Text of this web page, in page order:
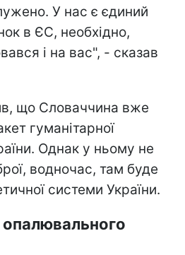
У нас є єдиний
в ЄС, необхідно,
і на вас", - сказав
що Словаччина вже
гуманітарної
Однак у ньому не
водночас, там буде
системи України.
опалювального